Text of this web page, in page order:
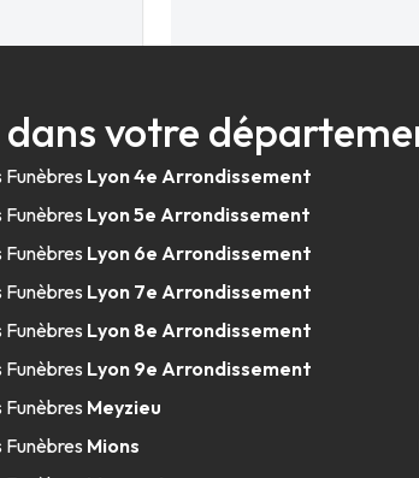
13.0km
dans votre
Funèbres Lyon 4e Arrondissement
Funèbres Lyon 5e Arrondissement
Funèbres Lyon 6e Arrondissement
Funèbres Lyon 7e Arrondissement
Funèbres Lyon 8e Arrondissement
Funèbres Lyon 9e Arrondissement
Funèbres Meyzieu
Funèbres Mions